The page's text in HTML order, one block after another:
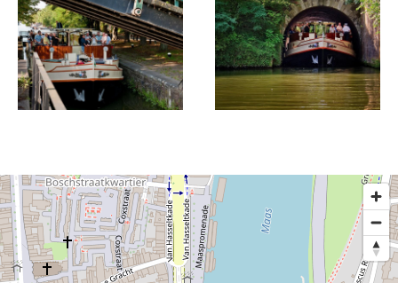
aux crêpes est également amusante pour toute la
famille. Garnissez vous-même la crêpe avec des
cerises chaudes, du bacon, des pommes et de la
crème glacée. Ces voyages sont également
disponibles les jours de Pâques, la fête des mères
nombreuses options. Une croisière en soirée
pleine d'ambiance comprenant un copieux dîner
buffet, où vous pourrez profiter du cadre
magnifique.